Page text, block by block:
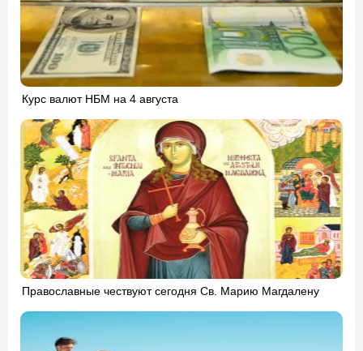
Курс валют НБМ на 4 августа
Православные чествуют сегодня Св. Марию Магдалену